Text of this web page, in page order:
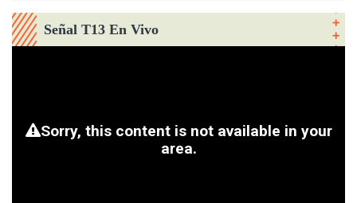
Señal T13 En Vivo